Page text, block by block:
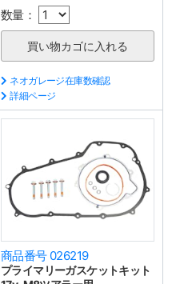
数量：
ネオガレージ在庫数確認
詳細ページ
商品番号 026219
プライマリーガスケットキット